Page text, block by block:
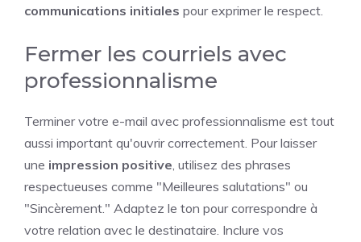
communications initiales pour exprimer le respect.
Fermer les courriels avec
professionnalisme
Terminer votre e-mail avec professionnalisme est tout
aussi important qu'ouvrir correctement. Pour laisser
une impression positive , utilisez des phrases
respectueuses comme "Meilleures salutations" ou
"Sincèrement." Adaptez le ton pour correspondre à
votre relation avec le destinataire. Inclure vos